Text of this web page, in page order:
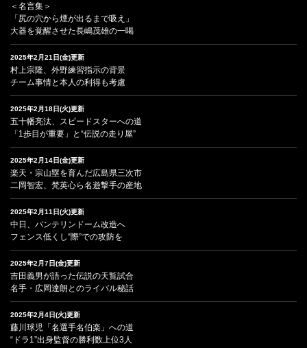
＜名言集＞
「尻の穴から煙が出るまで吸え」
大器を覚醒させた長嶋茂雄の一喝
2025年2月21日(金)更新
村上宗隆、外野練習指示の背景
チーム事情と本人の利得も考慮
2025年2月18日(火)更新
五十幡亮汰、スピードスターへの道
「1歩目が重要」と“伝説の走り屋”
2025年2月14日(金)更新
楽天・宗山塁を育んだ広島県三次市
二岡智宏、梵英心ら名遊撃手の産地
2025年2月11日(火)更新
中日、バンテリンドーム改造へ
フェンス低くし“際”での攻防を
2025年2月7日(金)更新
吉田義男が語った伝説の天覧試合
名手・広岡達朗とのライバル秘話
2025年2月4日(火)更新
藤川球児「名選手名伯楽」への道
“ドラ1”出身監督の勝利数上位3人